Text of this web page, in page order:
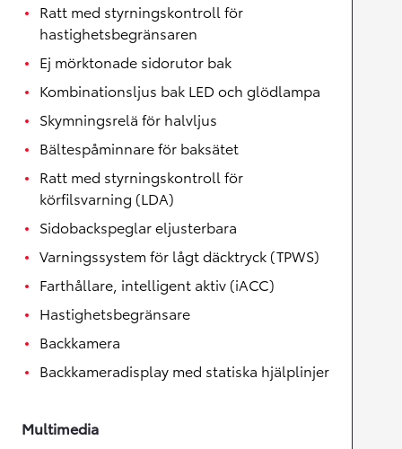
Ratt med styrningskontroll för
hastighetsbegränsaren
Ej mörktonade sidorutor bak
Kombinationsljus bak LED och glödlampa
Skymningsrelä för halvljus
Bältespåminnare för baksätet
Ratt med styrningskontroll för
körfilsvarning (LDA)
Sidobackspeglar eljusterbara
Varningssystem för lågt däcktryck (TPWS)
Farthållare, intelligent aktiv (iACC)
Hastighetsbegränsare
Backkamera
Backkameradisplay med statiska hjälplinjer
Multimedia